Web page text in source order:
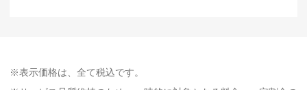
※表示価格は、全て税込です。